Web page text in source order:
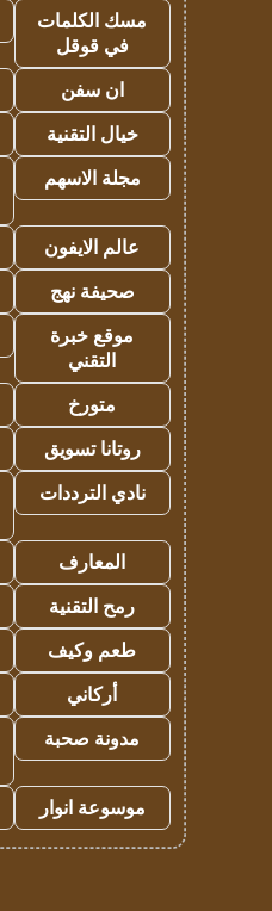
مسك الكلمات
في قوقل
ان سفن
خيال التقنية
مجلة الاسهم
عالم الايفون
صحيفة نهج
موقع خبرة
التقني
متورخ
روتانا تسويق
نادي الترددات
المعارف
رمح التقنية
طعم وكيف
أركاني
مدونة صحبة
موسوعة انوار